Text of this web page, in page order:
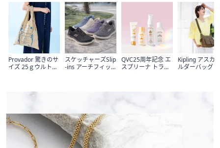
Provador 驚きのサ
イズ 25ｇウルトラ
スケッチャーズSlip
-ins アーチフィッ
QVC25周年記念 エ
スプリーナ トライ
Kipling アスカ
ルダーバッグ